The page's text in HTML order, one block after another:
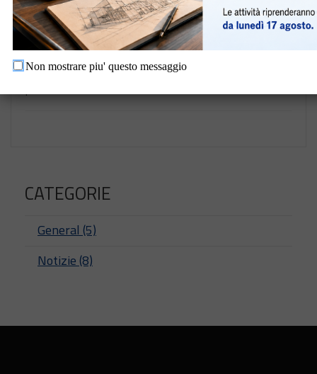
Dal 13/03/2025 è obbligatorio presentare le pratiche di
autorizzazione paesaggistica ordinaria, semplificata e
accertamento di compatibilità paesaggistica tramite il
portale.
.
CATEGORIE
General (5)
Notizie (8)
Non mostrare piu' questo messaggio